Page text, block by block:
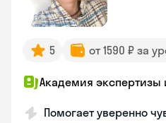
5 от 1590 ₽ за
Академия экспертизы
Помогает уверенно